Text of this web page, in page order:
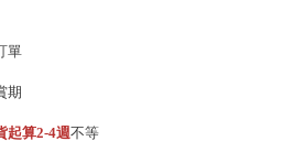
單
期
起算2-4週不等